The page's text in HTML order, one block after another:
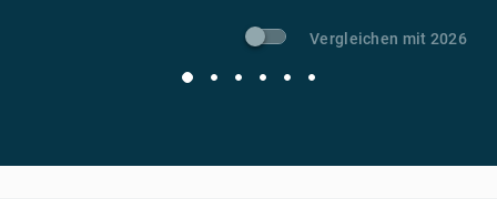
Vergleichen mit 2026